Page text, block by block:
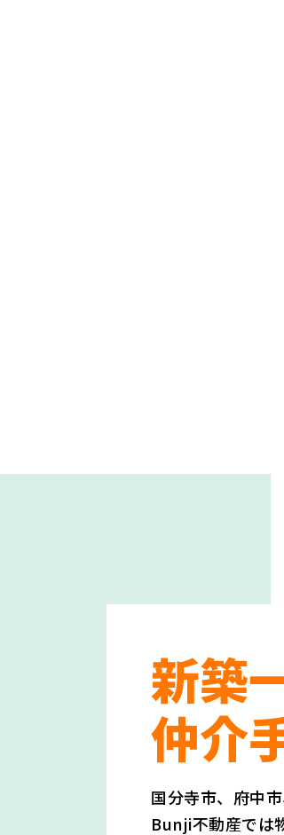
新築
仲介
国分寺市、府中
Bunji不動産では